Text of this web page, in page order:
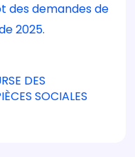
des demandes de
2025.
DES
SOCIALES